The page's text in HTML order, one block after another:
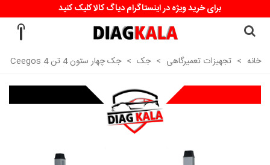
برای خرید ویژه در اینستاگرام دیاگ کالا کلیک کنید
خانه > تجهیزات تعمیرگاهی > جک > جک چهار ستون 4 تن Ceegos 4